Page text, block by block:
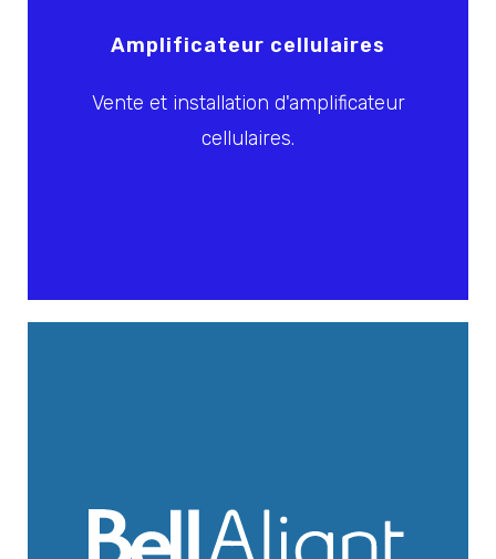
Amplificateur cellulaires
Vente et installation d'amplificateur
cellulaires.